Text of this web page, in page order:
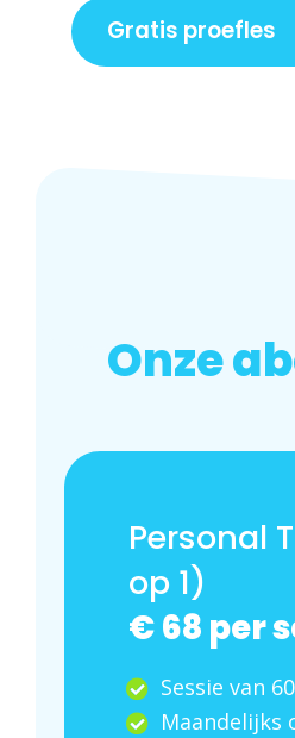
Gratis proefles
Onze
Personal
op 1)
€ 68 per
Sessie van
Maandelijks